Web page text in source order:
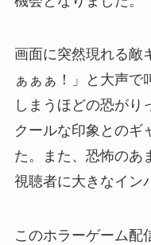
画面に突然現れる敵
ぁぁぁ！」と大声で
しまうほどの恐がり
クールな印象とのギ
た。また、恐怖のあ
視聴者に大きなイン
このホラーゲーム配